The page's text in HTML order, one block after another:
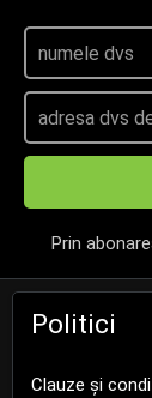
Prin
Politici
Clauze și